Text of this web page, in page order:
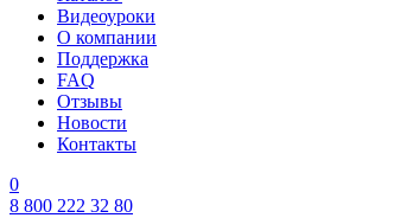
Видеоуроки
О компании
Поддержка
FAQ
Отзывы
Новости
Контакты
0
8 800 222 32 80